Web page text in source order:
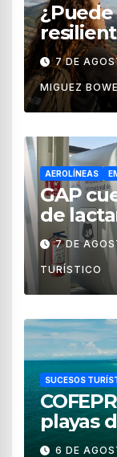
7 DE
MIGUEZ
AEROLÍNEAS
GAP
de
de7 DE
TURÍSTICO
SUCESOS
playas
para
6 DE